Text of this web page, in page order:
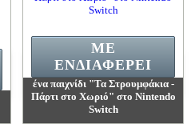
ένα παιχνίδι "Τα Στρουμφάκια -
Πάρτι στο Χωριό" στο Nintendo
Switch
ΜΕ
ΕΝΔΙΑΦΈΡΕΙ